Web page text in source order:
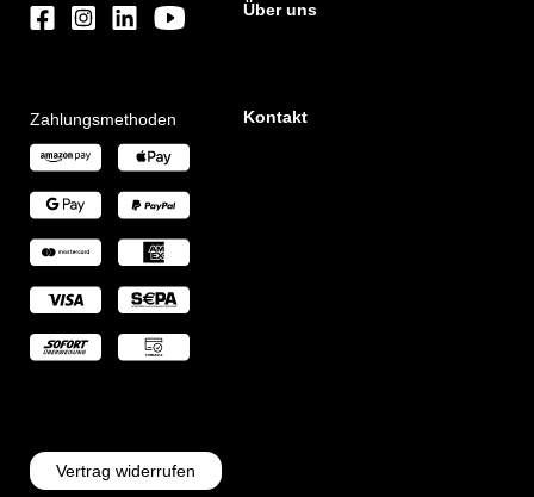
Zahlungsmethoden
Vertrag widerrufen
Über uns
Kontakt